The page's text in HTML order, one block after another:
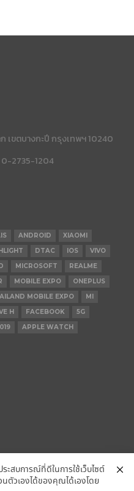
เขตบางกะปี กรุงเทพฯ 10240
0-2735-1204
ANDROID
XIAOMI
DTAC IOS
VIVO
MICROSOFT
REALME
MOBILE EXPO
ONEPLUS
MOBILE EXPO
MI
H FACEBOOK
5G
APPLE WATCH
ะสบการณ์ที่ดีในการใช้เว็บไซต์
ตัวเองได้ของคุณได้เองโดย